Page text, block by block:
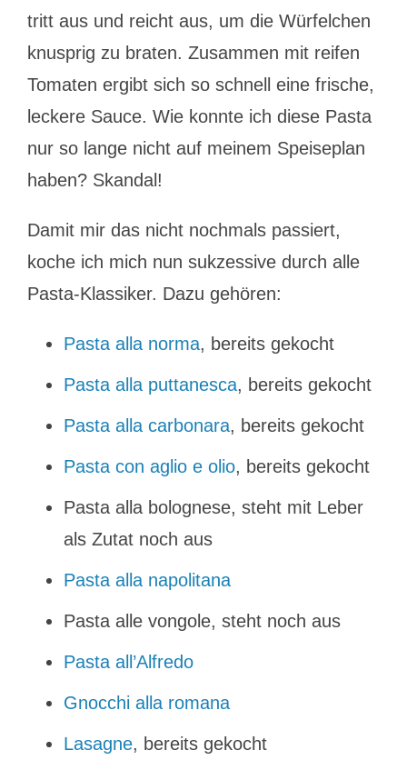
tritt aus und reicht aus, um die Würfelchen
knusprig zu braten. Zusammen mit reifen
Tomaten ergibt sich so schnell eine frische,
leckere Sauce. Wie konnte ich diese Pasta
nur so lange nicht auf meinem Speiseplan
haben? Skandal!
Damit mir das nicht nochmals passiert,
koche ich mich nun sukzessive durch alle
Pasta-Klassiker. Dazu gehören:
Pasta alla norma, bereits gekocht
Pasta alla puttanesca, bereits gekocht
Pasta alla carbonara, bereits gekocht
Pasta con aglio e olio, bereits gekocht
Pasta alla bolognese, steht mit Leber
als Zutat noch aus
Pasta alla napolitana
Pasta alle vongole, steht noch aus
Pasta all’Alfredo
Gnocchi alla romana
Lasagne, bereits gekocht